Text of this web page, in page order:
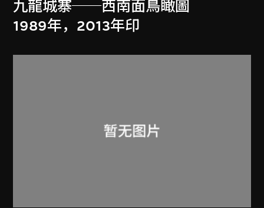
九龍城寨──西南面鳥瞰圖
1989年，2013年印